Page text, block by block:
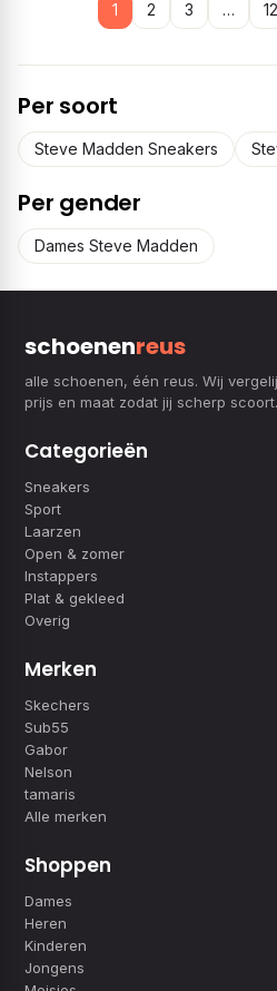
1 2 3 … 12
Per soort
Steve Madden Sneakers
Per gender
Dames Steve Madden
schoenenreus
alle schoenen, één reus. Wij
prijs en maat zodat jij scherp scoort.
Categorieën
Sneakers
Sport
Laarzen
Open & zomer
Instappers
Plat & gekleed
Overig
Merken
Skechers
Sub55
Gabor
Nelson
tamaris
Alle merken
Shoppen
Dames
Heren
Kinderen
Jongens